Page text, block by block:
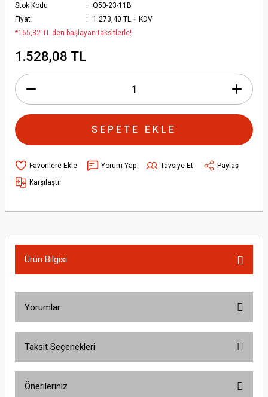
Stok Kodu
Q50-23-11B
Fiyat
1.273,40 TL + KDV
*165,82 TL den başlayan taksitlerle!
1.528,08 TL
SEPETE EKLE
Yorum Yap Tavsiye Et
Paylaş
Karşılaştır
Ürün Bilgisi
Yorumlar
Taksit Seçenekleri
Önerileriniz